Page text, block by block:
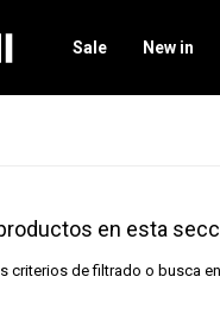
Sale New in
en esta
criterios de filtrado o busca